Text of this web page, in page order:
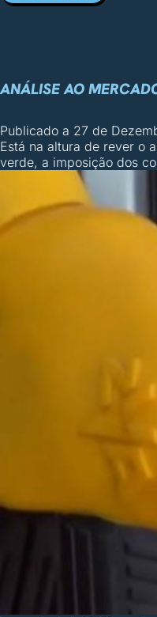
ANÁLISE AO
Publicado a 27 de
Está na altura de rever o
verde, a imposição dos